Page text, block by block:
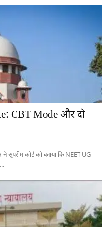
CBT Mode और दो
कोर्ट को बताया कि NEET UG